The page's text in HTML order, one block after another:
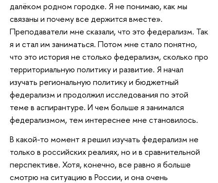
далёком родном городке. Я не понимаю, как мы
связаны и почему все держится вместе».
Преподаватели мне сказали, что это федерализм. Так
я и стал им заниматься. Потом мне стало понятно,
что это история не столько федерализм, сколько про
территориальную политику и развитие. Я начал
изучать региональную политику и бюджетный
федерализм и продолжил исследования по этой
теме в аспирантуре. И чем больше я занимался
федерализмом, тем интереснее мне становилось.
В какой-то момент я решил изучать федерализм не
только в российских реалиях, но и в сравнительной
перспективе. Хотя, конечно, все равно я больше
смотрю на ситуацию в России, и она очень